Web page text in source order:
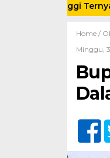
Tinggi Ternyata Hoax
Home /
Minggu,